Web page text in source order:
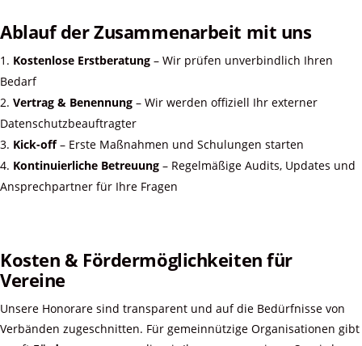
Ablauf der Zusammenarbeit mit uns
Kostenlose Erstberatung – Wir prüfen unverbindlich Ihren
Bedarf
Vertrag & Benennung – Wir werden offiziell Ihr externer
Datenschutzbeauftragter
Kick-off– Erste Maßnahmen und Schulungen starten
Kontinuierliche Betreuung – Regelmäßige Audits, Updates und
Ansprechpartner für Ihre Fragen
Kosten & Fördermöglichkeiten für
Vereine
Unsere Honorare sind transparent und auf die Bedürfnisse von
Verbänden zugeschnitten. Für gemeinnützige Organisationen gibt